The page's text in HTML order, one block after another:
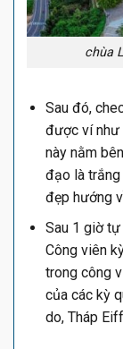
chùa
Sau đó,
được ví như
này nằm
đạo là trắng
đẹp hướng
Sau 1 giờ
Công viên
trong công
của các kỳ
do, Tháp